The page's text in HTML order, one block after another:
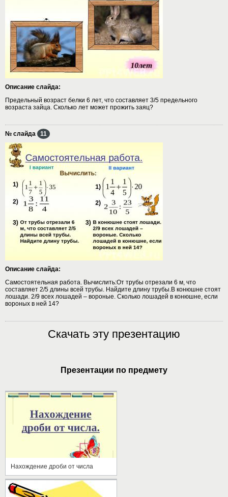
Описание слайда:
Предельный возраст белки 6 лет, что составляет 3/5 предельного
возраста зайца. Сколько лет может прожить заяц?
№ слайда 11
Описание слайда:
Самостоятельная работа. Вычислить:От трубы отрезали 6 м, что
составляет 2/5 длины всей трубы. Найдите длину трубы.В конюшне стоят
лошади. 2/9 всех лошадей – вороные. Сколько лошадей в конюшне, если
вороных в ней 14?
Скачать эту презентацию
Презентации по предмету
Нахождение дроби от числа